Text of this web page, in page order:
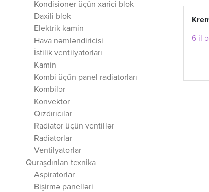
Kondisioner üçün xarici blok
Daxili blok
Elektrik kamin
Hava nəmləndiricisi
İstilik ventilyatorları
Kamin
Kombi üçün panel radiatorları
Kombilər
Konvektor
Qızdırıcılar
Radiator üçün ventillər
Radiatorlar
Ventilyatorlar
Quraşdırılan texnika
Aspiratorlar
Bişirmə panelləri
6 il